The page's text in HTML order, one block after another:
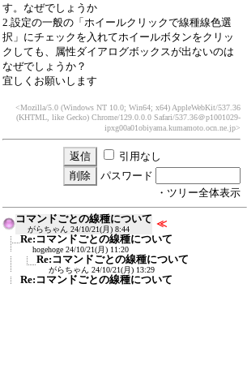
す。なぜでしょうか
2.設定の一般の「ホイールクリックで線種線色選
択」にチェックを入れてホイールボタンをクリッ
クしても、属性ダイアログボックスが出ないのは
なぜでしょうか？
宜しくお願いします
<Mozilla/5.0 (Windows NT 10.0; Win64; x64) AppleWebKit/537.36
(KHTML, like Gecko) Chrome/129.0.0.0 Safari/537.36＠p1001029-
ipxg00a01obiyama.kumamoto.ocn.ne.jp>
引用なし
パスワード
・ツリー全体表示
コマンドごとの線種について
がらちゃん 24/10/21(月) 8:44
≪
Re:コマンドごとの線種について
hogehoge 24/10/21(月) 11:20
Re:コマンドごとの線種について
がらちゃん 24/10/21(月) 13:29
Re:コマンドごとの線種について